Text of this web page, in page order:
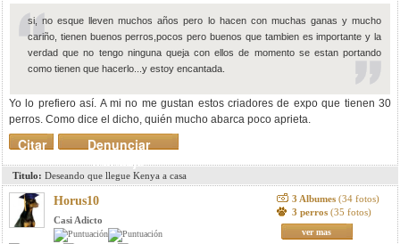
si, no esque lleven muchos años pero lo hacen con muchas ganas y mucho
cariño, tienen buenos perros,pocos pero buenos que tambien es importante y la
verdad que no tengo ninguna queja con ellos de momento se estan portando
como tienen que hacerlo...y estoy encantada.
Yo lo prefiero así. A mi no me gustan estos criadores de expo que tienen 30
perros. Como dice el dicho, quién mucho abarca poco aprieta.
Denunciar
mensaje
Citar
Titulo: Deseando que llegue Kenya a casa
Horus10
Casi Adicto
3 Albumes (34 fotos)
3 perros (35 fotos)
ver mas